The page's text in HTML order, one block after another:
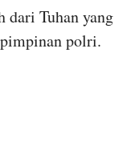
dari Tuhan yang
polri.